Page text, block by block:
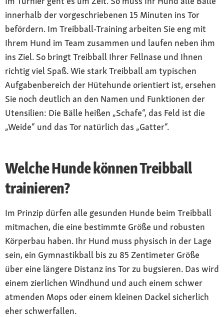
innerhalb der vorgeschriebenen 15 Minuten ins Tor
befördern. Im Treibball-Training arbeiten Sie eng mit
Ihrem Hund im Team zusammen und laufen neben ihm
ins Ziel. So bringt Treibball Ihrer Fellnase und Ihnen
richtig viel Spaß. Wie stark Treibball am typischen
Aufgabenbereich der Hütehunde orientiert ist, ersehen
Sie noch deutlich an den Namen und Funktionen der
Utensilien: Die Bälle heißen „Schafe“, das Feld ist die
„Weide“ und das Tor natürlich das „Gatter“.
Welche Hunde können Treibball
trainieren?
Im Prinzip dürfen alle gesunden Hunde beim Treibball
mitmachen, die eine bestimmte Größe und robusten
Körperbau haben. Ihr Hund muss physisch in der Lage
sein, ein Gymnastikball bis zu 85 Zentimeter Größe
über eine längere Distanz ins Tor zu bugsieren. Das wird
einem zierlichen Windhund und auch einem schwer
atmenden Mops oder einem kleinen Dackel sicherlich
eher schwerfallen.